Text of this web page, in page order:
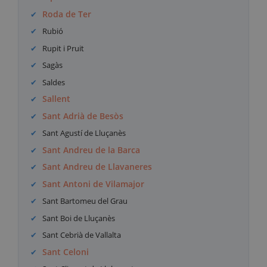
Roda de Ter
Rubió
Rupit i Pruit
Sagàs
Saldes
Sallent
Sant Adrià de Besòs
Sant Agustí de Lluçanès
Sant Andreu de la Barca
Sant Andreu de Llavaneres
Sant Antoni de Vilamajor
Sant Bartomeu del Grau
Sant Boi de Lluçanès
Sant Cebrià de Vallalta
Sant Celoni